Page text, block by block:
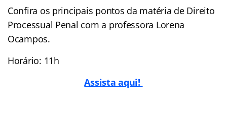
Confira os principais pontos da matéria de Direito
Processual Penal com a professora Lorena
Ocampos.
Horário: 11h
Assista aqui!